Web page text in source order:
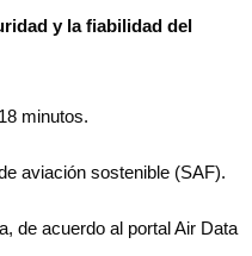
y la fiabilidad del
minutos.
aviación sostenible (SAF).
de acuerdo al portal Air Data